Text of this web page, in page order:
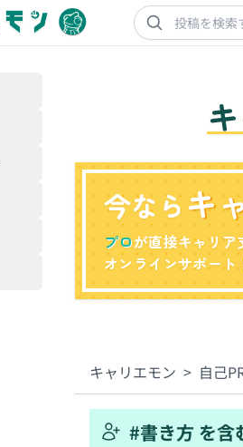
今ならキ
プロが直接キャリア
オンラインサポート
キャリエモン > 自己
#書き方 を含